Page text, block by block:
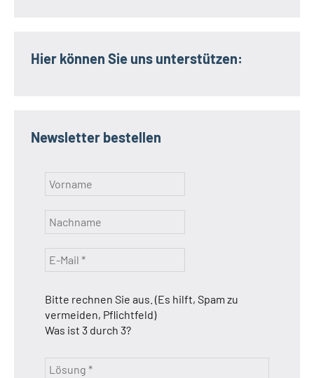
Hier können Sie uns unterstützen:
Newsletter bestellen
Bitte rechnen Sie aus. (Es hilft, Spam zu
vermeiden, Pflichtfeld)
Was ist 3 durch 3?